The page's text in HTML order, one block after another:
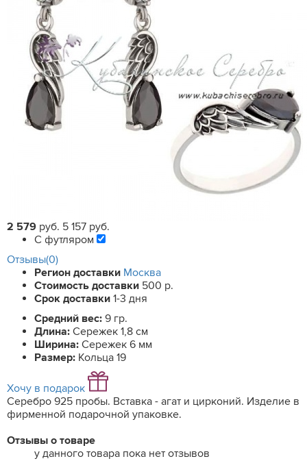
2 579 руб. 5 157 руб.
С футляром
Отзывы(0)
Регион доставки Москва
Стоимость доставки 500 р.
Срок доставки 1-3 дня
Средний вес: 9 гр.
Длина: Сережек 1,8 см
Ширина: Сережек 6 мм
Размер: Кольца 19
Хочу в подарок
Серебро 925 пробы. Вставка - агат и цирконий. Изделие в
фирменной подарочной упаковке.
Отзывы о товаре
у данного товара пока нет отзывов